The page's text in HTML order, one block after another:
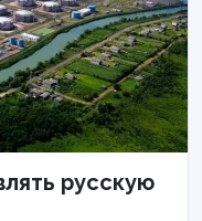
русскую